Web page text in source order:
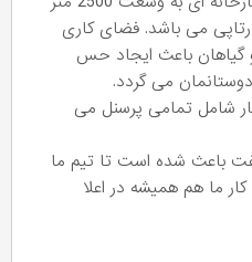
می باشد. فضای کاری
گیاهان باعث ایجاد حس
می گردد.
شامل تمامی پرسنل می
باعث شده است تا تیم ما
کار ما هم همیشه در اعلا